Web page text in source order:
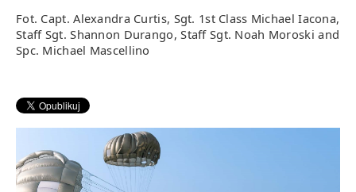
Fot. Capt. Alexandra Curtis, Sgt. 1st Class Michael Iacona,
Staff Sgt. Shannon Durango, Staff Sgt. Noah Moroski and
Spc. Michael Mascellino